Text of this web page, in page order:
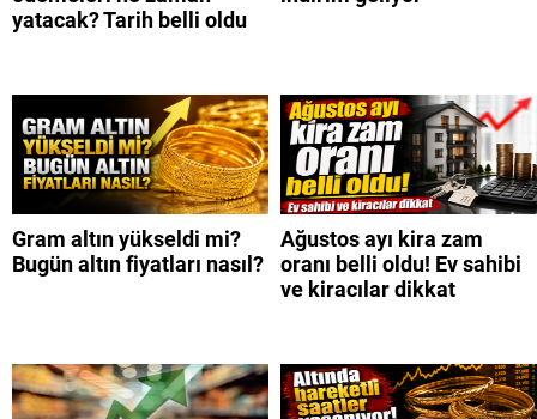
yatacak? Tarih belli oldu
Gram altın yükseldi mi?
Bugün altın fiyatları nasıl?
Ağustos ayı kira zam
oranı belli oldu! Ev sahibi
ve kiracılar dikkat